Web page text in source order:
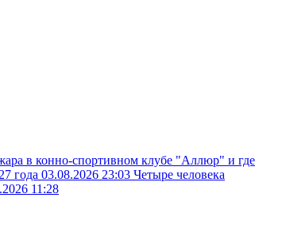
в конно-спортивном клубе "Аллюр" и где
года 03.08.2026 23:03 Четыре человека
11:28